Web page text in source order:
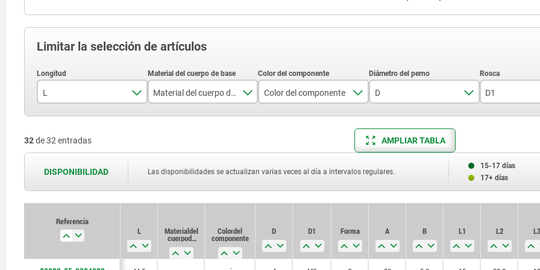
Limitar la selección de artículos
L
44,5
52,2
81
Material del cuerpo de base
acero
Color del componente
gris antracita RAL 7021
D
4
5
8
D1
M8
M10
M10x1
M16
32de 32 entradas AMPLIAR TABLA
DISPONIBILIDAD Las disponibilidades se actualizan varias veces al día a intervalos regulares.
15-17 días
17+ días
Referencia
L
Material del
cuerpo de
base
Color del
componente
D D1 Forma A B L1 L2 L3
Referencia
L
Material del
cuerpo de
base
Color del
componente
D D1 Forma A B L1 L2 L3